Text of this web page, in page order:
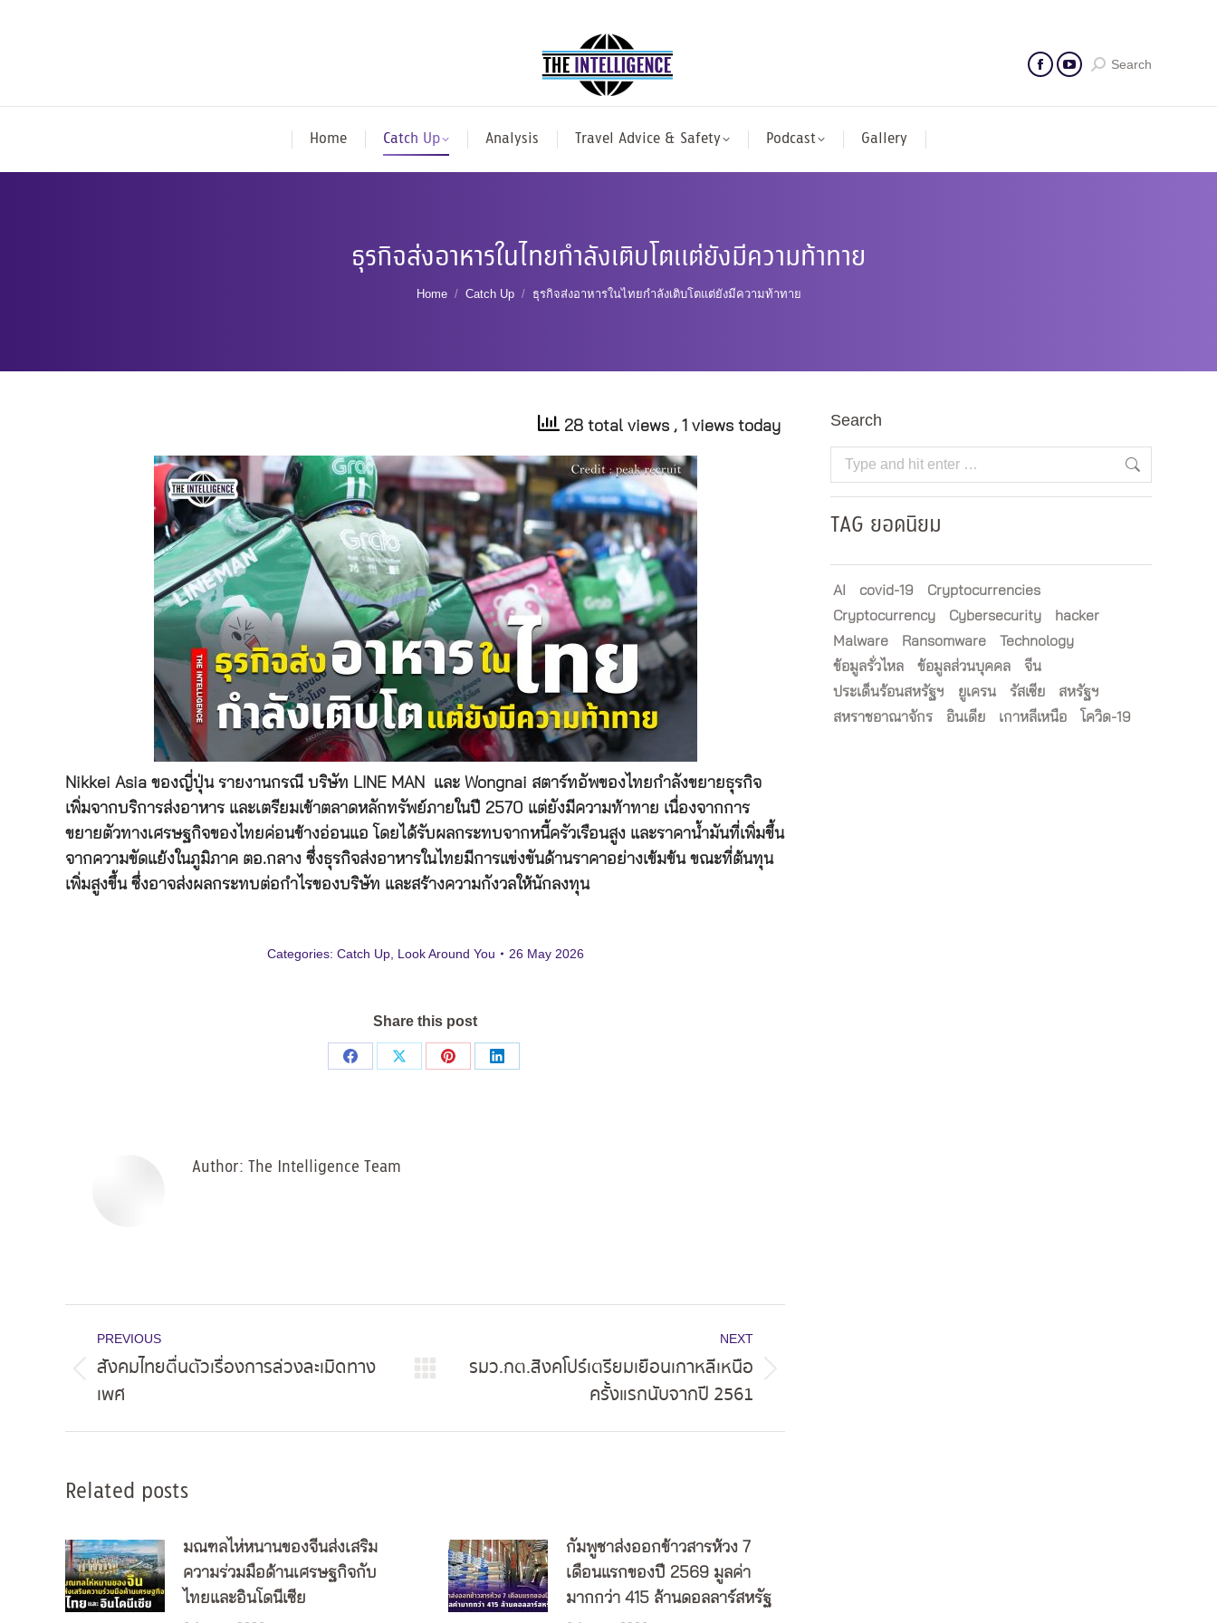
Search
Home Catch Up Analysis Travel Advice & Safety Podcast Gallery
ธุรกิจส่งอาหารในไทยกำลังเติบโตแต่ยังมีความท้าทาย
You are here:
Home Catch Up ธุรกิจส่งอาหารในไทยกำลังเติบโตแต่ยังมีความท้าทาย
28 total views , 1 views today
Nikkei Asia ของญี่ปุ่น รายงานกรณี บริษัท LINE MAN และ Wongnai สตาร์ทอัพของไทยกำลังขยายธุรกิจ
เพิ่มจากบริการส่งอาหาร และเตรียมเข้าตลาดหลักทรัพย์ภายในปี 2570 แต่ยังมีความท้าทาย เนื่องจากการ
ขยายตัวทางเศรษฐกิจของไทยค่อนข้างอ่อนแอ โดยได้รับผลกระทบจากหนี้ครัวเรือนสูง และราคาน้ำมันที่เพิ่มขึ้น
จากความขัดแย้งในภูมิภาค ตอ.กลาง ซึ่งธุรกิจส่งอาหารในไทยมีการแข่งขันด้านราคาอย่างเข้มข้น ขณะที่ต้นทุน
เพิ่มสูงขึ้น ซึ่งอาจส่งผลกระทบต่อกำไรของบริษัท และสร้างความกังวลให้นักลงทุน
Categories: Catch Up, Look Around You 26 May 2026
Share this post
Share
Share
Share
Share
Author: The Intelligence Team
navigation
PREVIOUS
post:
สังคมไทยตื่นตัวเรื่องการล่วงละเมิดทาง
เพศ
NEXT
รมว.กต.สิงคโปร์เตรียมเยือนเกาหลีเหนือ
ครั้งแรกนับจากปี 2561
Related posts
มณฑลไห่หนานของจีนส่งเสริม
ความร่วมมือด้านเศรษฐกิจกับ
ไทยและอินโดนีเซีย
กัมพูชาส่งออกข้าวสารห้วง 7
เดือนแรกของปี 2569 มูลค่า
มากกว่า 415 ล้านดอลลาร์สหรัฐ
Search
Search:
TAG ยอดนิยม
AI covid-19
Cryptocurrencies
Cryptocurrency
Cybersecurity
hacker
Malware
Ransomware
Technology
ข้อมูลรั่วไหล
ข้อมูลส่วนบุคคล
จีน
ประเด็นร้อนสหรัฐฯ
ยูเครน รัสเซีย
สหรัฐฯ
สหราชอาณาจักร
อินเดีย เกาหลีเหนือ โควิด-19